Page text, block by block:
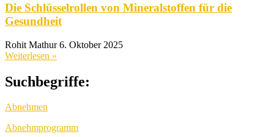
Die Schlüsselrollen von Mineralstoffen für die
Gesundheit
Rohit Mathur6. Oktober 2025
Weiterlesen »
Suchbegriffe:
Abnehmen
Abnehmprogramm